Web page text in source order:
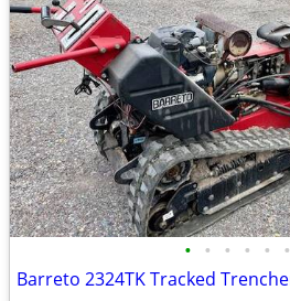
• • • • • •
Barreto 2324TK Tracked